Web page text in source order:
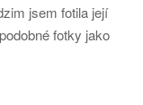
jsem fotila její
fotky jako